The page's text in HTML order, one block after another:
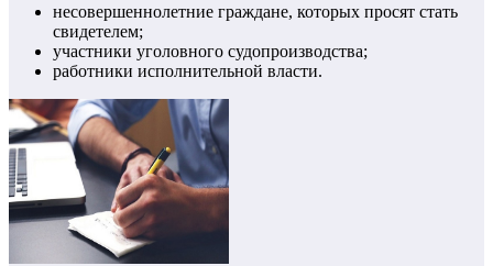
несовершеннолетние граждане, которых просят стать
свидетелем;
участники уголовного судопроизводства;
работники исполнительной власти.